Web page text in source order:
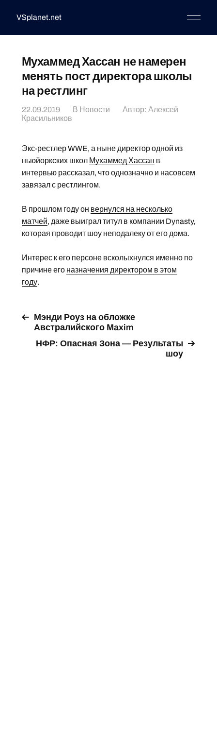
VSplanet.net
Мухаммед Хассан не намерен
менять пост директора школы
на рестлинг
22.09.2019 В Новости Автор: Алексей
Красильников
Экс-рестлер WWE, а ныне директор одной из
ньюйоркских школ Мухаммед Хассан в
интервью рассказал, что однозначно и насовсем
завязал с рестлингом.
В прошлом году он вернулся на несколько
матчей, даже выиграл титул в компании Dynasty,
которая проводит шоу неподалеку от его дома.
Интерес к его персоне всколыхнулся именно по
причине его назначения директором в этом
году.
Мэнди Роуз на обложке
Австралийского Maxim
НФР: Опасная Зона — Результаты
шоу